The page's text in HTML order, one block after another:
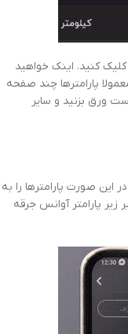
کنید. اینک خواهید
پارامترها چند صفحه
ورق بزنید و سایر
این صورت پارامترها را به
پارامتر آوانس جرقه